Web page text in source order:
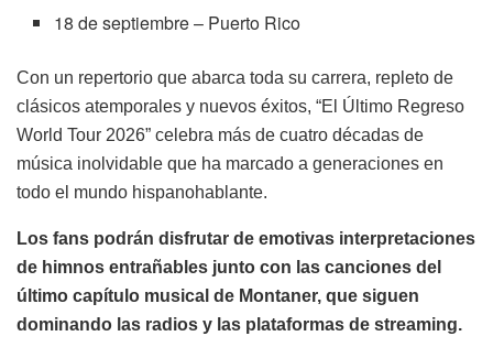
18 de septiembre – Puerto Rico
Con un repertorio que abarca toda su carrera, repleto de
clásicos atemporales y nuevos éxitos, “El Último Regreso
World Tour 2026” celebra más de cuatro décadas de
música inolvidable que ha marcado a generaciones en
todo el mundo hispanohablante.
Los fans podrán disfrutar de emotivas interpretaciones
de himnos entrañables junto con las canciones del
último capítulo musical de Montaner, que siguen
dominando las radios y las plataformas de streaming.